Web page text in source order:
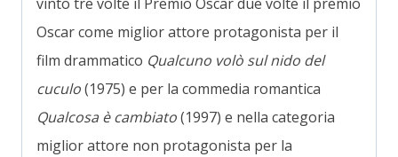
Oscar come miglior attore protagonista per il
film drammatico Qualcuno volò sul nido del
cuculo(1975) e per la commedia romantica
Qualcosa è cambiato(1997) e nella categoria
miglior attore non protagonista per la